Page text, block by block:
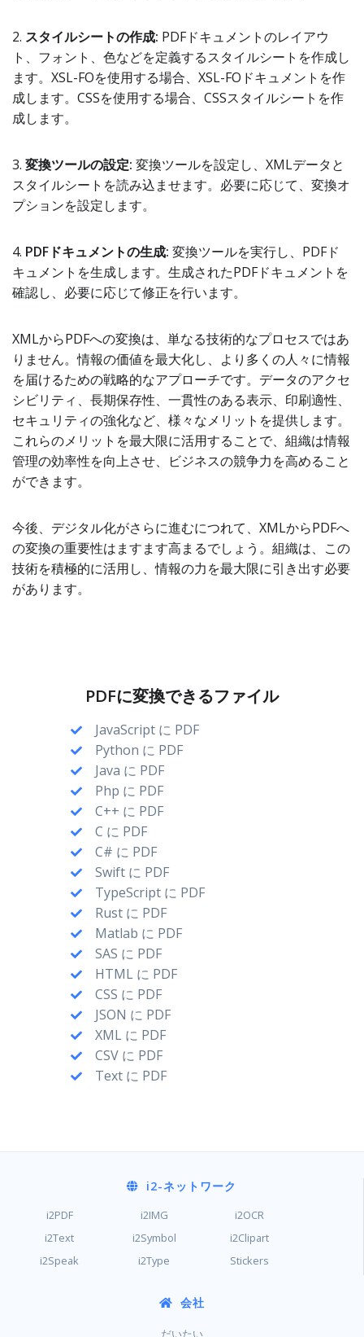
2. スタイルシートの作成: PDFドキュメントのレイアウ
ト、フォント、色などを定義するスタイルシートを作成し
ます。XSL-FOを使用する場合、XSL-FOドキュメントを作
成します。CSSを使用する場合、CSSスタイルシートを作
成します。
3. 変換ツールの設定: 変換ツールを設定し、XMLデータと
スタイルシートを読み込ませます。必要に応じて、変換オ
プションを設定します。
4. PDFドキュメントの生成: 変換ツールを実行し、PDFド
キュメントを生成します。生成されたPDFドキュメントを
確認し、必要に応じて修正を行います。
XMLからPDFへの変換は、単なる技術的なプロセスではあ
りません。情報の価値を最大化し、より多くの人々に情報
を届けるための戦略的なアプローチです。データのアクセ
シビリティ、長期保存性、一貫性のある表示、印刷適性、
セキュリティの強化など、様々なメリットを提供します。
これらのメリットを最大限に活用することで、組織は情報
管理の効率性を向上させ、ビジネスの競争力を高めること
ができます。
今後、デジタル化がさらに進むにつれて、XMLからPDFへ
の変換の重要性はますます高まるでしょう。組織は、この
技術を積極的に活用し、情報の力を最大限に引き出す必要
があります。
PDFに変換できるファイル
JavaScript に PDF
Python に PDF
Java に PDF
Php に PDF
C++ に PDF
C に PDF
C# に PDF
Swift に PDF
TypeScript に PDF
Rust に PDF
Matlab に PDF
SAS に PDF
HTML に PDF
CSS に PDF
JSON に PDF
XML に PDF
CSV に PDF
Text に PDF
i2-ネットワーク
i2PDF i2IMG
i2OCR
i2Text
i2Symbol
i2Clipart
i2Speak
i2Type Stickers
会社
だいたい